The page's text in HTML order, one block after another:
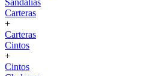
Sandalias
Carteras
+
Carteras
Cintos
+
Cintos